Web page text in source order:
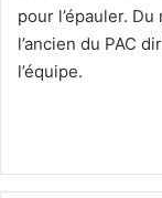
pour l’épauler.
l’ancien du PAC
l’équipe.